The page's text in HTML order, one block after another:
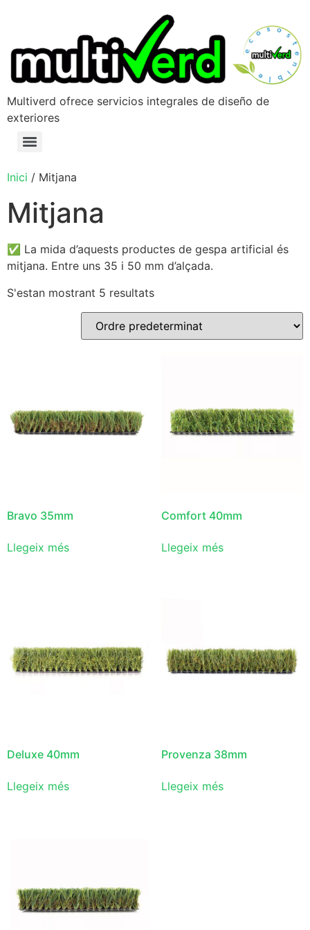
Multiverd ofrece servicios integrales de diseño de
exteriores
Inici / Mitjana
Mitjana
✅ La mida d’aquests productes de gespa artificial és
mitjana. Entre uns 35 i 50 mm d’alçada.
S'estan mostrant 5 resultats
Bravo 35mm
Llegeix més
Comfort 40mm
Llegeix més
Deluxe 40mm
Llegeix més
Provenza 38mm
Llegeix més